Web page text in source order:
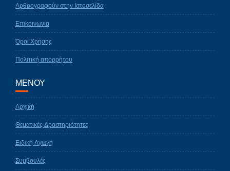
Αρθρογραφούν στην Ιστοσελίδα
Επικοινωνία
Όροι Χρήσης
Πολιτική απορρήτου
ΜΕΝΟΥ
Αρχική
Θεματικές Δραστηριότητες
Ειδική Αγωγή
Συμβουλές